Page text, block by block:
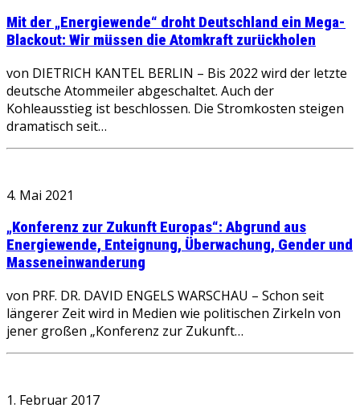
Mit der „Energiewende“ droht Deutschland ein Mega-
Blackout: Wir müssen die Atomkraft zurückholen
von DIETRICH KANTEL BERLIN – Bis 2022 wird der letzte
deutsche Atommeiler abgeschaltet. Auch der
Kohleausstieg ist beschlossen. Die Stromkosten steigen
dramatisch seit…
4. Mai 2021
„Konferenz zur Zukunft Europas“: Abgrund aus
Energiewende, Enteignung, Überwachung, Gender und
Masseneinwanderung
von PRF. DR. DAVID ENGELS WARSCHAU – Schon seit
längerer Zeit wird in Medien wie politischen Zirkeln von
jener großen „Konferenz zur Zukunft…
1. Februar 2017